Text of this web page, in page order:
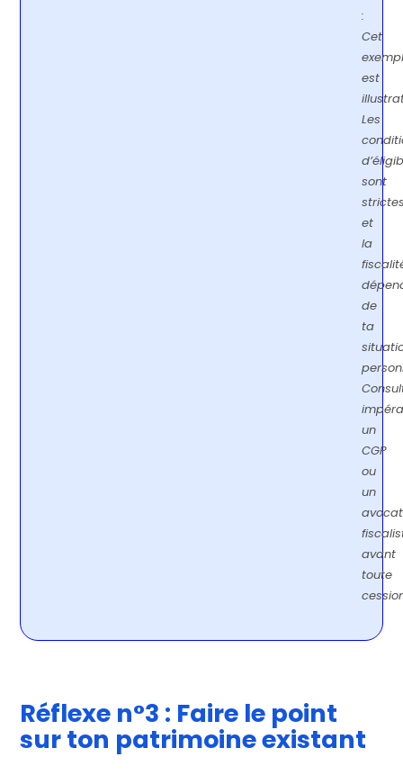
:
Cet
est
Les
sont
et
la
de
ta
un
CGP
ou
un
avocat
avant
toute
Réflexe n°3 : Faire le point
sur ton patrimoine existant